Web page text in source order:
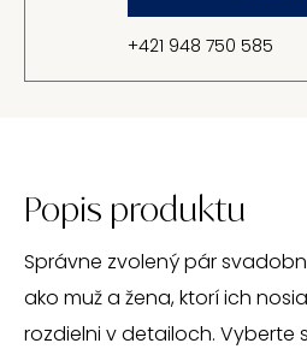
+421 948 750 585
Popis produktu
Správne zvolený pár
ako muž a žena, ktorí ich
rozdielni v detailoch. Vyberte